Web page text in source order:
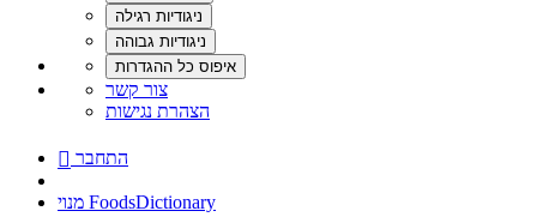
צור קשר
הצהרת נגישות
 התחבר
מנוי FoodsDictionary